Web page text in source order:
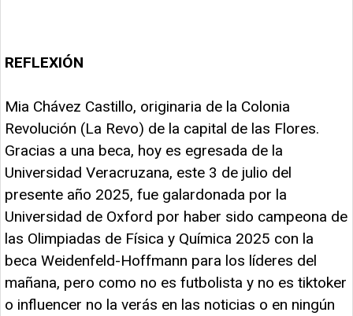
REFLEXIÓN
Mia Chávez Castillo, originaria de la Colonia
Revolución (La Revo) de la capital de las Flores.
Gracias a una beca, hoy es egresada de la
Universidad Veracruzana, este 3 de julio del
presente año 2025, fue galardonada por la
Universidad de Oxford por haber sido campeona de
las Olimpiadas de Física y Química 2025 con la
beca Weidenfeld-Hoffmann para los líderes del
mañana, pero como no es futbolista y no es tiktoker
o influencer no la verás en las noticias o en ningún